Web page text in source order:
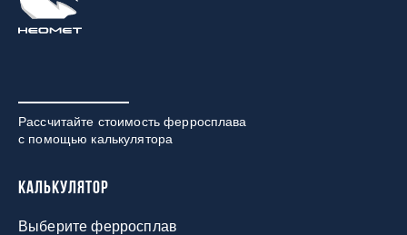
Рассчитайте стоимость ферросплава
с помощью калькулятора
Калькулятор
Выберите ферросплав